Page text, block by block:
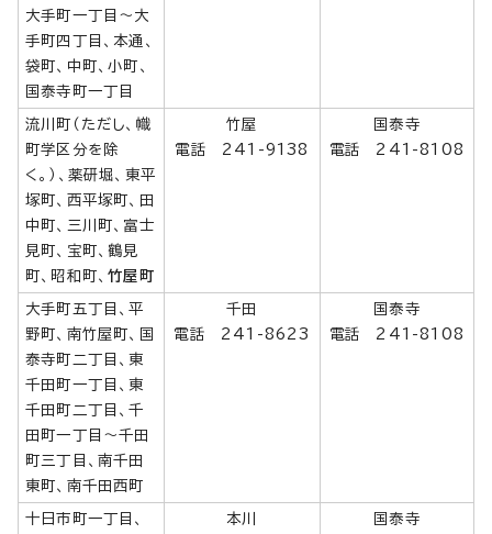
大手町一丁目～大
手町四丁目、本通、
袋町、中町、小町、
国泰寺町一丁目
流川町（ただし、幟
町学区分を除
く。）、薬研堀、東平
塚町、西平塚町、田
中町、三川町、富士
見町、宝町、鶴見
町、昭和町、竹屋町
竹屋
電話 241-9138
国泰寺
電話 241-8108
大手町五丁目、平
野町、南竹屋町、国
泰寺町二丁目、東
千田町一丁目、東
千田町二丁目、千
田町一丁目～千田
町三丁目、南千田
東町、南千田西町
千田
電話 241-8623
国泰寺
電話 241-8108
十日市町一丁目、
本川
国泰寺